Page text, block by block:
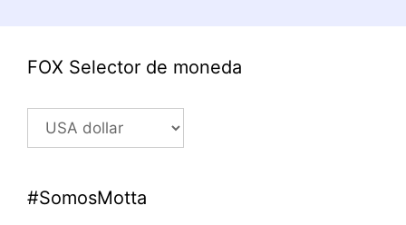
FOX Selector de moneda
#SomosMotta